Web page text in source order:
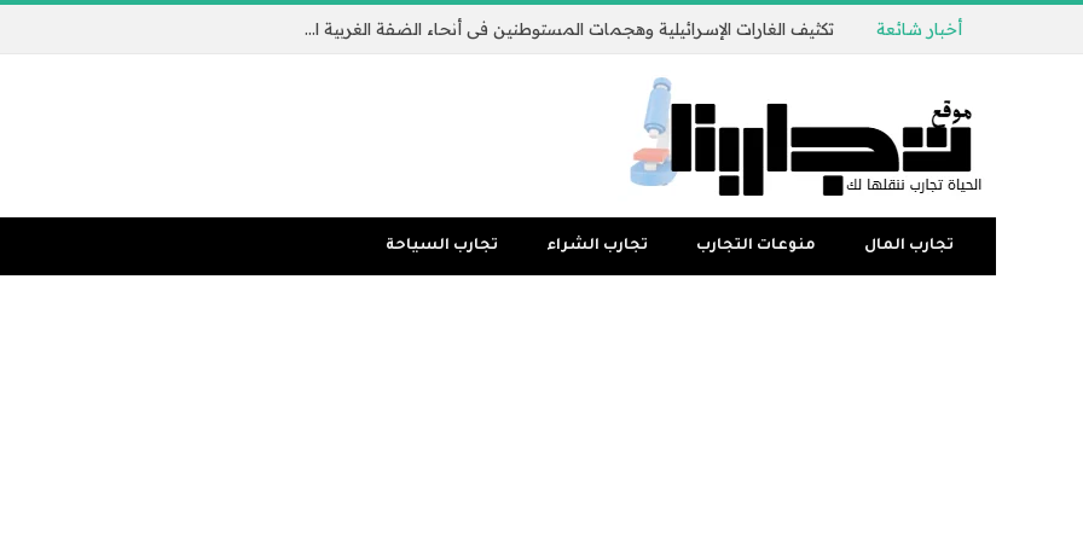
أخبار شائعة تكثيف الغارات الإسرائيلية وهجمات المستوطنين في أنحاء الضفة الغربية المحتلة | الضفة الغربية المحتلة
تجارب المال منوعات التجارب تجارب الشراء تجارب السياحة